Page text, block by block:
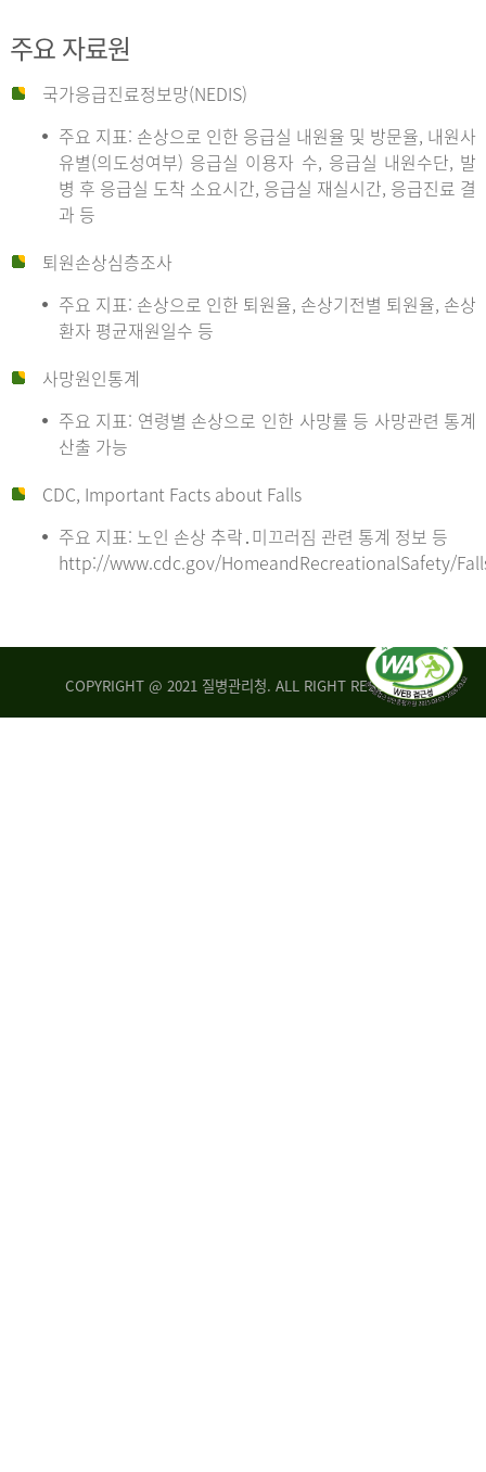
주요 자료원
국가응급진료정보망(NEDIS)
주요 지표: 손상으로 인한 응급실 내원율 및 방문율, 내원사
유별(의도성여부) 응급실 이용자 수, 응급실 내원수단, 발
병 후 응급실 도착 소요시간, 응급실 재실시간, 응급진료 결
과 등
퇴원손상심층조사
주요 지표: 손상으로 인한 퇴원율, 손상기전별 퇴원율, 손상
환자 평균재원일수 등
사망원인통계
주요 지표: 연령별 손상으로 인한 사망률 등 사망관련 통계
산출 가능
CDC, Important Facts about Falls
주요 지표: 노인 손상 추락․미끄러짐 관련 통계 정보 등
http://www.cdc.gov/HomeandRecreationalSafety/
COPYRIGHT @ 2021 질병관리청. ALL RIGHT RESERVED